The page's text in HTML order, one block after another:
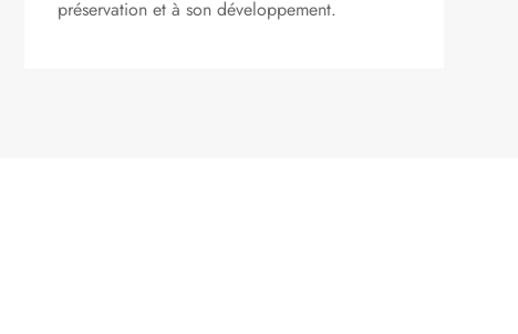
préservation et à son développement.